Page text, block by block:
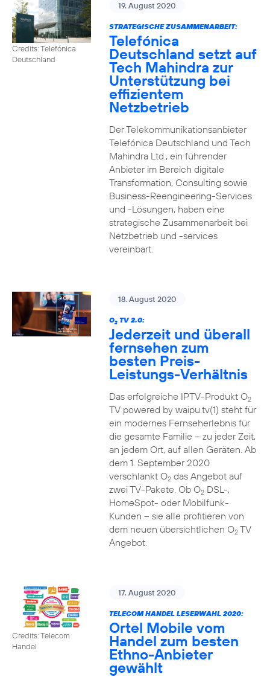
Credits: Telefónica
Deutschland
19. August 2020
STRATEGISCHE ZUSAMMENARBEIT:
Telefónica
Deutschland setzt auf
Tech Mahindra zur
Unterstützung bei
effizientem
Netzbetrieb
Der Telekommunikationsanbieter
Telefónica Deutschland und Tech
Mahindra Ltd., ein führender
Anbieter im Bereich digitale
Transformation, Consulting sowie
Business-Reengineering-Services
und -Lösungen, haben eine
strategische Zusammenarbeit bei
Netzbetrieb und -services
vereinbart.
18. August 2020
O2TV 2.0:
Jederzeit und überall
fernsehen zum
besten Preis-
Leistungs-Verhältnis
Das erfolgreiche IPTV-Produkt O2
TV powered by waipu.tv(1) steht für
ein modernes Fernseherlebnis für
die gesamte Familie – zu jeder Zeit,
an jedem Ort, auf allen Geräten. Ab
dem 1. September 2020
verschlankt O2das Angebot auf
zwei TV-Pakete. Ob O2DSL-,
HomeSpot- oder Mobilfunk-
Kunden – sie alle profitieren von
dem neuen übersichtlichen O2TV
Angebot.
Credits: Telecom
Handel
17. August 2020
TELECOM HANDEL LESERWAHL 2020:
Ortel Mobile vom
Handel zum besten
Ethno-Anbieter
gewählt